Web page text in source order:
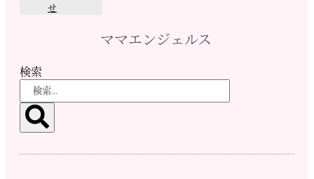
せ
ママエンジェルス
検索